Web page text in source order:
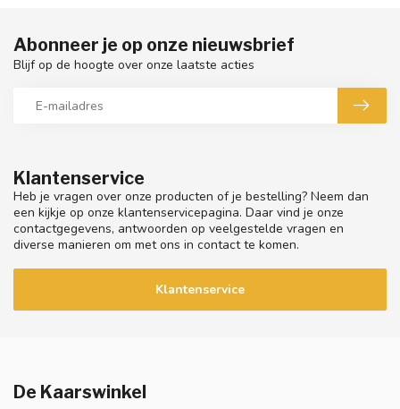
Klantenservice
Heb je vragen over onze producten of je bestelling? Neem dan
een kijkje op onze klantenservicepagina. Daar vind je onze
contactgegevens, antwoorden op veelgestelde vragen en
diverse manieren om met ons in contact te komen.
Klantenservice
Abonneer je op onze nieuwsbrief
Blijf op de hoogte over onze laatste acties
De Kaarswinkel